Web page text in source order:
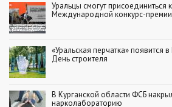
Уральцы смогут присоединиться
Международной конкурс-
«Уральская перчатка» появится
День строителя
В Курганской области ФСБ
нарколабораторию